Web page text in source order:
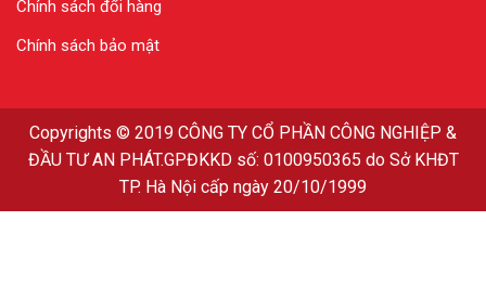
Chính sách đổi hàng
Chính sách bảo mật
Copyrights © 2019 CÔNG TY CỔ PHẦN CÔNG NGHIỆP &
ĐẦU TƯ AN PHÁT.GPĐKKD số: 0100950365 do Sở KHĐT
TP. Hà Nội cấp ngày 20/10/1999